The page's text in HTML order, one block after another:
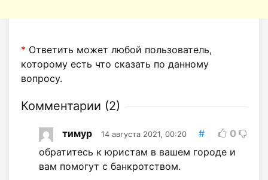
* Ответить может любой пользователь,
которому есть что сказать по данному
вопросу.
Комментарии (2)
тимур 14 августа 2021, 00:20 #
0
обратитесь к юристам в вашем городе и
вам помогут с банкротством.